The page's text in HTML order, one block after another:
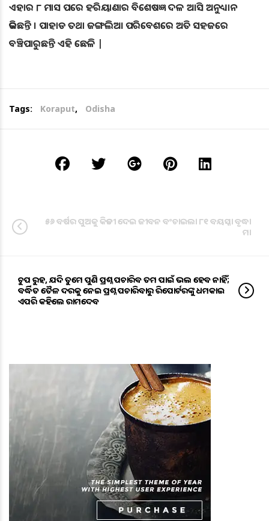
ଏହାର ୮ ମାସ ପରେ ହରିୟାଣାର ବିଶେଷଜ୍ଞ ଦଳ ଆସି ଅନୁଧ୍ୟାନ
କରିଛନ୍ତି । ପାହାଡ ତଥା ଜଙ୍ଗଲିଆ ପରିବେଶରେ ଅତି ସହଜରେ
ବଞ୍ଚିପାରୁଛନ୍ତି ଏହି ଛେଳି |
Tags: Koraput, Odisha
୫୬ ବର୍ଷର ପୁଅକୁ କିଡନୀ ଦେଇ ଜୀବନ ବଂଚାଇଲା ୮୧ ବୟସ୍କା ବୃଦ୍ଧା
ମା
ଚୁପ ରୁହ, ଯଦି ତୁମେ ପୁଣି ପ୍ରଶ୍ନ ପଚାରିବ ତମ ପାଇଁ ଭଲ ହେବ ନାହିଁ;
ବର୍ଦ୍ଧିତ ତୈଳ ଦରକୁ ନେଇ ପ୍ରଶ୍ନ ପଚାରିବାରୁ ରିପୋର୍ଟରଙ୍କୁ ଧମକାଇ
ଏପରି କହିଲେ ରାମଦେବ